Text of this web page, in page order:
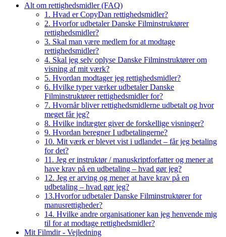
Alt om rettighedsmidler (FAQ)
1. Hvad er CopyDan rettighedsmidler?
2. Hvorfor udbetaler Danske Filminstruktører
rettighedsmidler?
3. Skal man være medlem for at modtage
rettighedsmidler?
4. Skal jeg selv oplyse Danske Filminstruktører om
visning af mit værk?
5. Hvordan modtager jeg rettighedsmidler?
6. Hvilke typer værker udbetaler Danske
Filminstruktører rettighedsmidler for?
7. Hvornår bliver rettighedsmidlerne udbetalt og hvor
meget får jeg?
8. Hvilke indtægter giver de forskellige visninger?
9. Hvordan beregner I udbetalingerne?
10. Mit værk er blevet vist i udlandet – får jeg betaling
for det?
11. Jeg er instruktør / manuskriptforfatter og mener at
have krav på en udbetaling – hvad gør jeg?
12. Jeg er arving og mener at have krav på en
udbetaling – hvad gør jeg?
13.Hvorfor udbetaler Danske Filminstruktører for
manusrettigheder?
14. Hvilke andre organisationer kan jeg henvende mig
til for at modtage rettighedsmidler?
Mit Filmdir - Vejledning